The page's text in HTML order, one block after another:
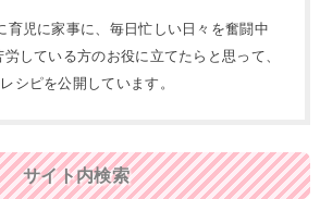
育児に家事に、毎日忙しい日々を奮闘中
している方のお役に立てたらと思って、
シピを公開しています。
サイト内検索